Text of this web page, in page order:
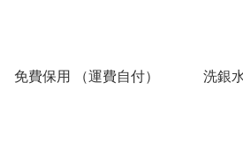
免費保用 （運費自付）